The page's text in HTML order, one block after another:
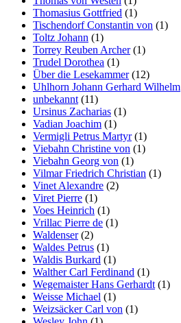
Thomasius Gottfried (1)
Tischendorf Constantin von (1)
Toltz Johann (1)
Torrey Reuben Archer(1)
Trudel Dorothea (1)
Über die Lesekammer(12)
Uhlhorn Johann Gerhard Wilhelm
unbekannt (11)
Ursinus Zacharias (1)
Vadian Joachim (1)
Vermigli Petrus Martyr(1)
Viebahn Christine von (1)
Viebahn Georg von (1)
Vilmar Friedrich Christian (1)
Vinet Alexandre (2)
Viret Pierre (1)
Voes Heinrich (1)
Vrillac Pierre de (1)
Waldenser(2)
Waldes Petrus (1)
Waldis Burkard (1)
Walther Carl Ferdinand (1)
Wegemaister Hans Gerhardt (1)
Weisse Michael (1)
Weizsäcker Carl von (1)